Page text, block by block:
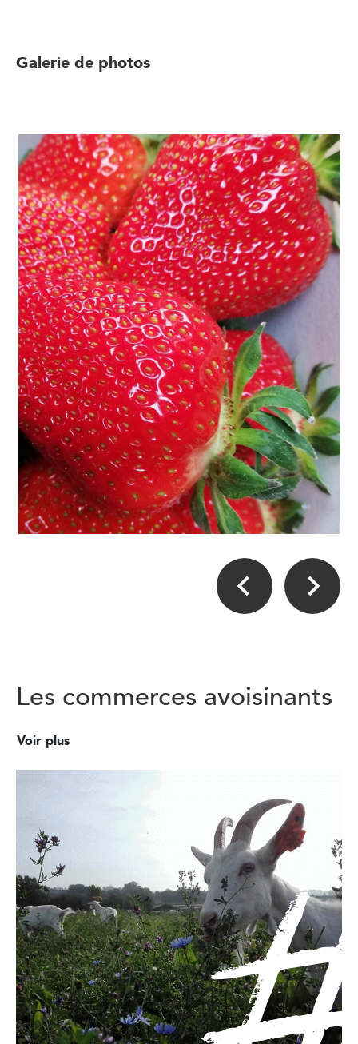
Galerie de photos
Les commerces avoisinants
Voir plus